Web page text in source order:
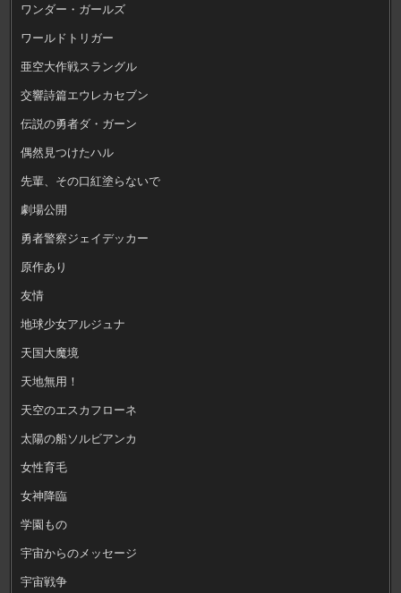
ワンダー・ガールズ
ワールドトリガー
亜空大作戦スラングル
交響詩篇エウレカセブン
伝説の勇者ダ・ガーン
偶然見つけたハル
先輩、その口紅塗らないで
劇場公開
勇者警察ジェイデッカー
原作あり
友情
地球少女アルジュナ
天国大魔境
天地無用！
天空のエスカフローネ
太陽の船ソルビアンカ
女性育毛
女神降臨
学園もの
宇宙からのメッセージ
宇宙戦争